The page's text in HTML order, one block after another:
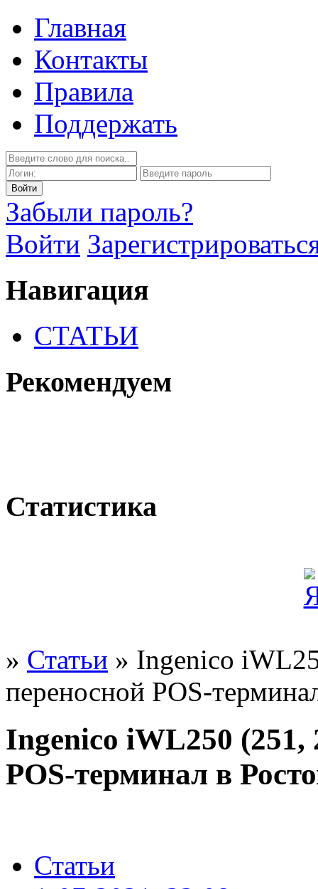
Главная
Контакты
Правила
Поддержать
Забыли пароль?
Войти
Навигация
СТАТЬИ
Рекомендуем
Статистика
» Статьи » Ingenico
переносной POS-
Ingenico iWL250 (251,
POS-терминал в
Статьи